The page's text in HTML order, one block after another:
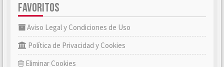
FAVORITOS
Aviso Legal y Condiciones de Uso
Política de Privacidad y Cookies
Eliminar Cookies